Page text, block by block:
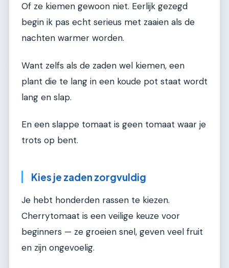
Of ze kiemen gewoon niet. Eerlijk gezegd
begin ik pas echt serieus met zaaien als de
nachten warmer worden.
Want zelfs als de zaden wel kiemen, een
plant die te lang in een koude pot staat wordt
lang en slap.
En een slappe tomaat is geen tomaat waar je
trots op bent.
Kies je zaden zorgvuldig
Je hebt honderden rassen te kiezen.
Cherrytomaat is een veilige keuze voor
beginners — ze groeien snel, geven veel fruit
en zijn ongevoelig.